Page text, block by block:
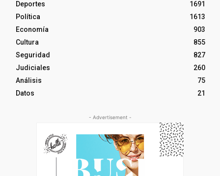
Deportes
1691
Política
1613
Economía
903
Cultura
855
Seguridad
827
Judiciales
260
Análisis
75
Datos
21
- Advertisement -